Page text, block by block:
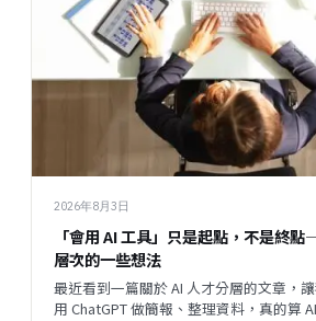
2026年8月3日
「會用 AI 工具」只是起點，不是終
層次的一些想法
最近看到一篇關於 AI 人才分層的文章，
用 ChatGPT 做簡報、整理資料，真的算